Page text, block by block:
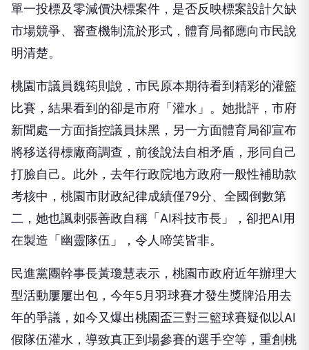
單一投標及零減價決標案件，是否反映標案設計欠缺
市場競爭、審查機制流於形式，體育局都應向市民說
明清楚。
桃園市議員魏筠則說，市民原本期待看到精彩的灌籃
比賽，結果看到的卻是市府「灌水」。她批評，市府
新聞處一方面指控議員抹黑，另一方面體育局卻宣布
將移送得標廠商調查，前後說法自相矛盾，形同自己
打臉自己。此外，去年行政院地方政府一般性補助款
考核中，桃園市財政紀律成績僅79分、全國倒數第
二，她也諷刺張善政自稱「AI科技市長」，卻把AI用
在製造「幽靈隊伍」，令人啼笑皆非。
民進黨團幹事長黃瓊慧表示，桃園市政府近年辦理大
型活動屢屢出包，今年5月羽球賽才發生獎牌沿用去
年的爭議，如今又爆出桃園盃三對三籃球賽疑似以AI
假隊伍灌水，導致真正到場參賽的選手空等，重創桃